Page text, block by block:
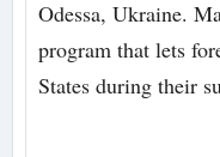
Odessa, Ukraine.
program that lets
States during their